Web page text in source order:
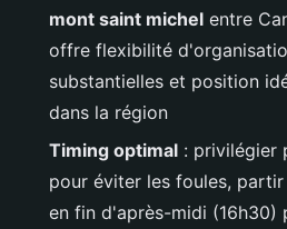
mont saint michel entre
offre flexibilité
substantielles et position
dans la région
Timing optimal : privilégier
pour éviter les foules,
en fin d'après-midi (16h30)